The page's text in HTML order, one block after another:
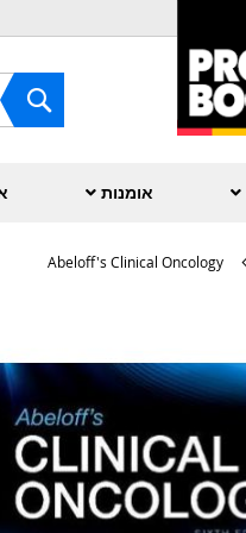
חפש
אומנות
Abeloff's Clinical Oncology